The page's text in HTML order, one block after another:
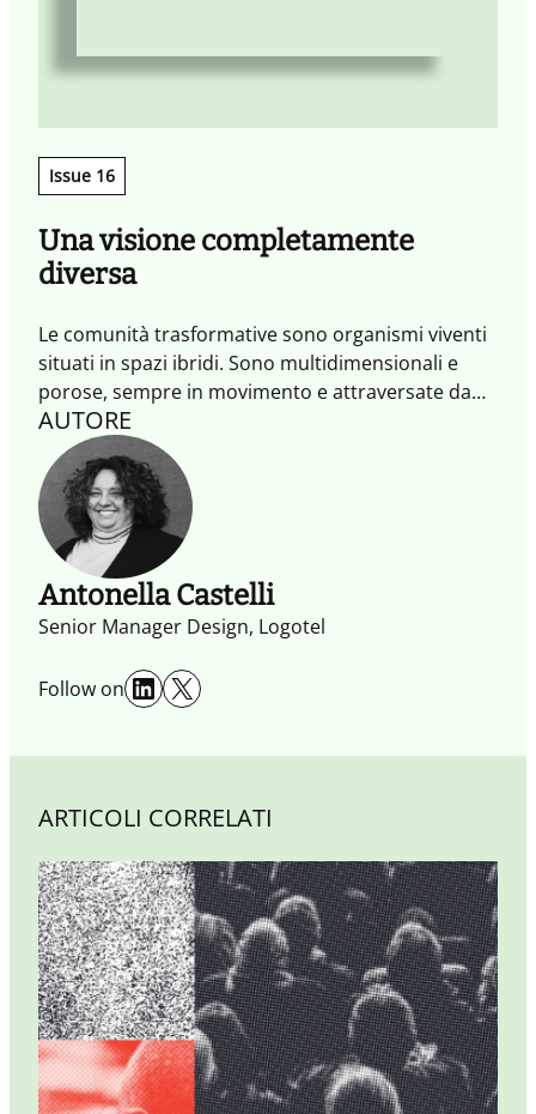
Issue 16
Una visione completamente
diversa
Le comunità trasformative sono organismi viventi
situati in spazi ibridi. Sono multidimensionali e
porose, sempre in movimento e attraversate da
esperienze che attivano scambi e generano azioni
trasformative. È mettendo al centro queste
comunità, oltre agli individui che le abitano, che
possiamo affrontare le grandi sfide del presente e
del futuro, generando impatti positivi.
AUTORE
Antonella Castelli
Senior Manager Design, Logotel
Follow on LinkedIn X
ARTICOLI CORRELATI